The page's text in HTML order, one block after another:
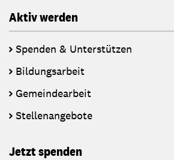
Aktiv werden
Spenden & Unterstützen
Bildungsarbeit
Gemeindearbeit
Stellenangebote
Jetzt spenden